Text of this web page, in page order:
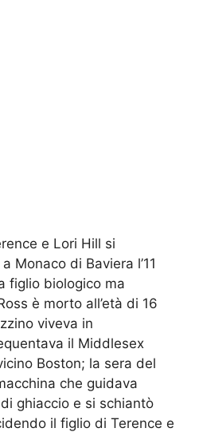
e Lori Hill si
Monaco di Baviera l’11
figlio biologico ma
è morto all’età di 16
viveva in
il Middlesex
Boston; la sera del
che guidava
ghiaccio e si schiantò
il figlio di Terence e